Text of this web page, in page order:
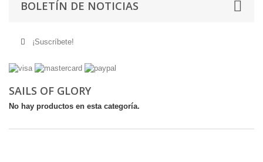
BOLETÍN DE NOTICIAS
¡Suscríbete!
SAILS OF GLORY
No hay productos en esta categoría.